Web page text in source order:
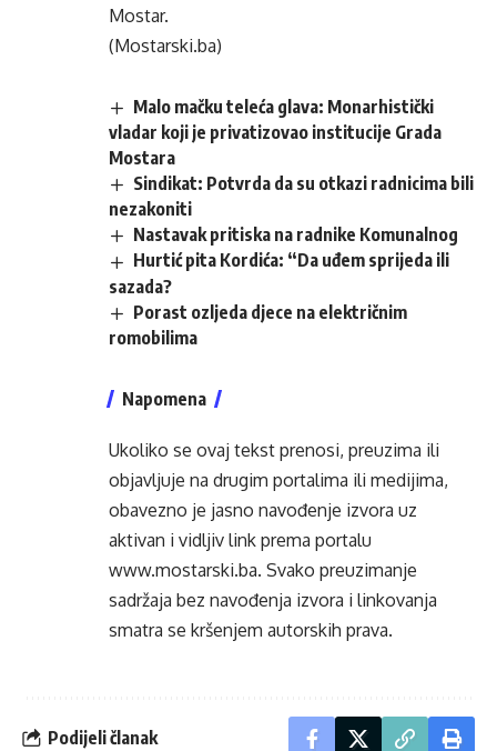
Mostar.
(Mostarski.ba)
Malo mačku teleća glava: Monarhistički
vladar koji je privatizovao institucije Grada
Mostara
Sindikat: Potvrda da su otkazi radnicima bili
nezakoniti
Nastavak pritiska na radnike Komunalnog
Hurtić pita Kordića: “Da uđem sprijeda ili
sazada?
Porast ozljeda djece na električnim
romobilima
Napomena
Ukoliko se ovaj tekst prenosi, preuzima ili
objavljuje na drugim portalima ili medijima,
obavezno je jasno navođenje izvora uz
aktivan i vidljiv link prema portalu
www.mostarski.ba. Svako preuzimanje
sadržaja bez navođenja izvora i linkovanja
smatra se kršenjem autorskih prava.
Podijeli članak